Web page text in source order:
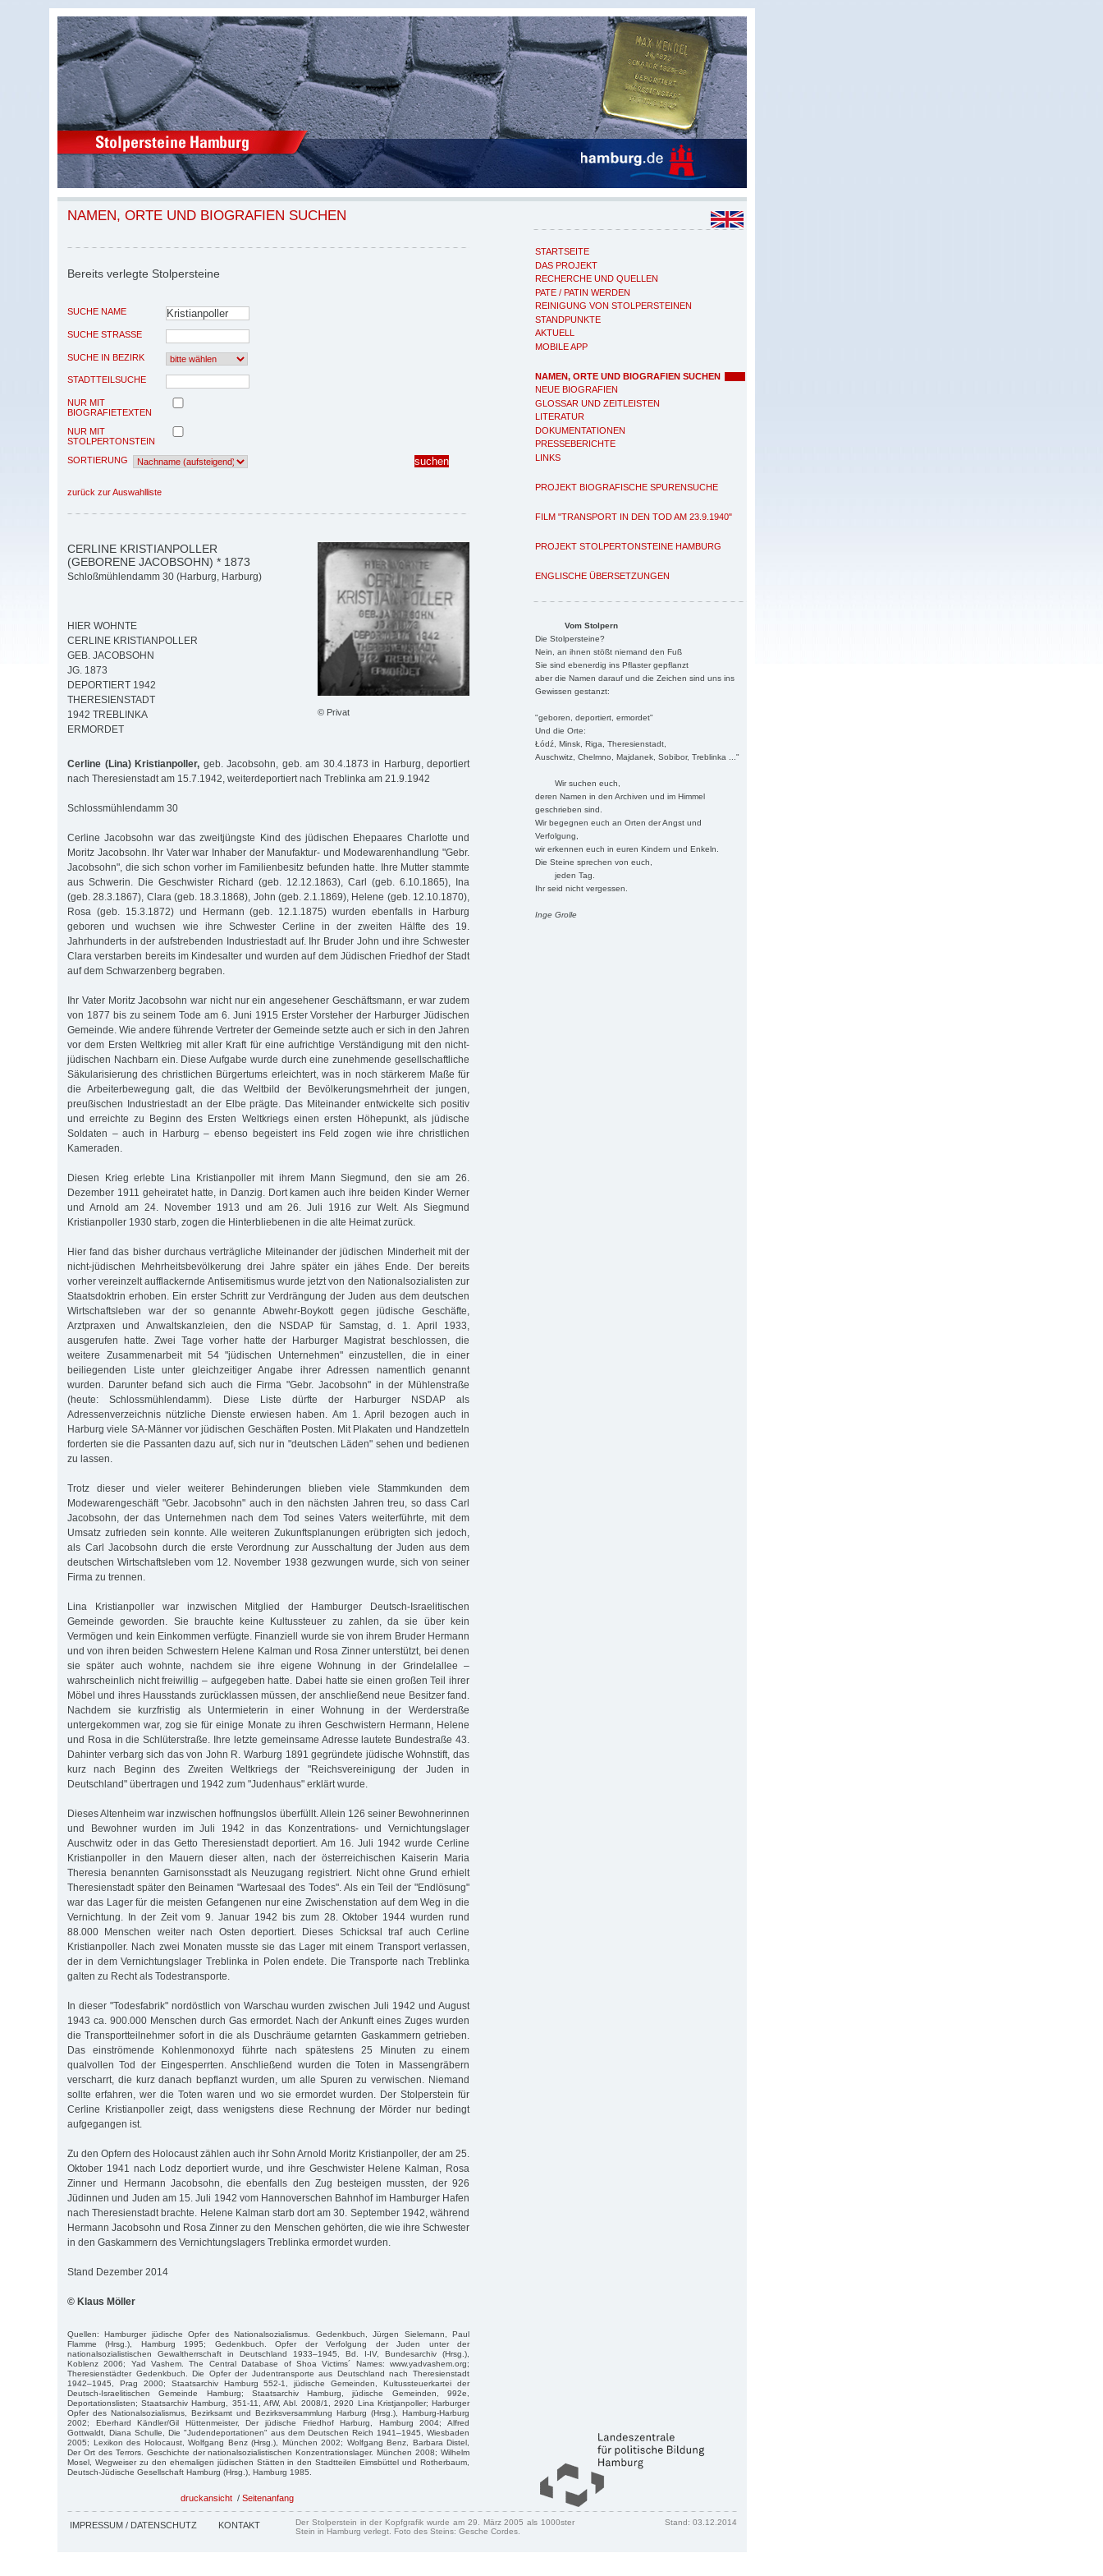
STARTSEITE
DAS PROJEKT
RECHERCHE UND QUELLEN
PATE / PATIN WERDEN
REINIGUNG VON STOLPERSTEINEN
STANDPUNKTE
AKTUELL
MOBILE APP
NAMEN, ORTE UND BIOGRAFIEN SUCHEN
NEUE BIOGRAFIEN
GLOSSAR UND ZEITLEISTEN
LITERATUR
DOKUMENTATIONEN
PRESSEBERICHTE
LINKS
PROJEKT BIOGRAFISCHE SPURENSUCHE
FILM "TRANSPORT IN DEN TOD AM 23.9.1940"
PROJEKT STOLPERTONSTEINE HAMBURG
ENGLISCHE ÜBERSETZUNGEN
Vom Stolpern
Die Stolpersteine?
Nein, an ihnen stößt niemand den Fuß
Sie sind ebenerdig ins Pflaster gepflanzt
aber die Namen darauf und die Zeichen sind uns ins
Gewissen gestanzt:
"geboren, deportiert, ermordet"
Und die Orte:
Łódź, Minsk, Riga, Theresienstadt,
Auschwitz, Chelmno, Majdanek, Sobibor, Treblinka ..."
Wir suchen euch,
deren Namen in den Archiven und im Himmel
geschrieben sind.
Wir begegnen euch an Orten der Angst und
Verfolgung,
wir erkennen euch in euren Kindern und Enkeln.
Die Steine sprechen von euch,
jeden Tag.
Ihr seid nicht vergessen.
Inge Grolle
NAMEN, ORTE UND BIOGRAFIEN SUCHEN
Bereits verlegte Stolpersteine
SUCHE NAME
SUCHE STRASSE
SUCHE IN BEZIRK
STADTTEILSUCHE
NUR MIT
BIOGRAFIETEXTEN
NUR MIT
STOLPERTONSTEIN
SORTIERUNG
zurück zur Auswahlliste
© Privat
CERLINE KRISTIANPOLLER
(GEBORENE JACOBSOHN) * 1873
Schloßmühlendamm 30 (Harburg, Harburg)
HIER WOHNTE
CERLINE KRISTIANPOLLER
GEB. JACOBSOHN
JG. 1873
DEPORTIERT 1942
THERESIENSTADT
1942 TREBLINKA
ERMORDET
Cerline (Lina) Kristianpoller, geb. Jacobsohn, geb. am 30.4.1873 in Harburg, deportiert
nach Theresienstadt am 15.7.1942, weiterdeportiert nach Treblinka am 21.9.1942
Schlossmühlendamm 30
Cerline Jacobsohn war das zweitjüngste Kind des jüdischen Ehepaares Charlotte und
Moritz Jacobsohn. Ihr Vater war Inhaber der Manufaktur- und Modewarenhandlung "Gebr.
Jacobsohn", die sich schon vorher im Familienbesitz befunden hatte. Ihre Mutter stammte
aus Schwerin. Die Geschwister Richard (geb. 12.12.1863), Carl (geb. 6.10.1865), Ina
(geb. 28.3.1867), Clara (geb. 18.3.1868), John (geb. 2.1.1869), Helene (geb. 12.10.1870),
Rosa (geb. 15.3.1872) und Hermann (geb. 12.1.1875) wurden ebenfalls in Harburg
geboren und wuchsen wie ihre Schwester Cerline in der zweiten Hälfte des 19.
Jahrhunderts in der aufstrebenden Industriestadt auf. Ihr Bruder John und ihre Schwester
Clara verstarben bereits im Kindesalter und wurden auf dem Jüdischen Friedhof der Stadt
auf dem Schwarzenberg begraben.
Ihr Vater Moritz Jacobsohn war nicht nur ein angesehener Geschäftsmann, er war zudem
von 1877 bis zu seinem Tode am 6. Juni 1915 Erster Vorsteher der Harburger Jüdischen
Gemeinde. Wie andere führende Vertreter der Gemeinde setzte auch er sich in den Jahren
vor dem Ersten Weltkrieg mit aller Kraft für eine aufrichtige Verständigung mit den nicht-
jüdischen Nachbarn ein. Diese Aufgabe wurde durch eine zunehmende gesellschaftliche
Säkularisierung des christlichen Bürgertums erleichtert, was in noch stärkerem Maße für
die Arbeiterbewegung galt, die das Weltbild der Bevölkerungsmehrheit der jungen,
preußischen Industriestadt an der Elbe prägte. Das Miteinander entwickelte sich positiv
und erreichte zu Beginn des Ersten Weltkriegs einen ersten Höhepunkt, als jüdische
Soldaten – auch in Harburg – ebenso begeistert ins Feld zogen wie ihre christlichen
Kameraden.
Diesen Krieg erlebte Lina Kristianpoller mit ihrem Mann Siegmund, den sie am 26.
Dezember 1911 geheiratet hatte, in Danzig. Dort kamen auch ihre beiden Kinder Werner
und Arnold am 24. November 1913 und am 26. Juli 1916 zur Welt. Als Siegmund
Kristianpoller 1930 starb, zogen die Hinterbliebenen in die alte Heimat zurück.
Hier fand das bisher durchaus verträgliche Miteinander der jüdischen Minderheit mit der
nicht-jüdischen Mehrheitsbevölkerung drei Jahre später ein jähes Ende. Der bereits
vorher vereinzelt aufflackernde Antisemitismus wurde jetzt von den Nationalsozialisten zur
Staatsdoktrin erhoben. Ein erster Schritt zur Verdrängung der Juden aus dem deutschen
Wirtschaftsleben war der so genannte Abwehr-Boykott gegen jüdische Geschäfte,
Arztpraxen und Anwaltskanzleien, den die NSDAP für Samstag, d. 1. April 1933,
ausgerufen hatte. Zwei Tage vorher hatte der Harburger Magistrat beschlossen, die
weitere Zusammenarbeit mit 54 "jüdischen Unternehmen" einzustellen, die in einer
beiliegenden Liste unter gleichzeitiger Angabe ihrer Adressen namentlich genannt
wurden. Darunter befand sich auch die Firma "Gebr. Jacobsohn" in der Mühlenstraße
(heute: Schlossmühlendamm). Diese Liste dürfte der Harburger NSDAP als
Adressenverzeichnis nützliche Dienste erwiesen haben. Am 1. April bezogen auch in
Harburg viele SA-Männer vor jüdischen Geschäften Posten. Mit Plakaten und Handzetteln
forderten sie die Passanten dazu auf, sich nur in "deutschen Läden" sehen und bedienen
zu lassen.
Trotz dieser und vieler weiterer Behinderungen blieben viele Stammkunden dem
Modewarengeschäft "Gebr. Jacobsohn" auch in den nächsten Jahren treu, so dass Carl
Jacobsohn, der das Unternehmen nach dem Tod seines Vaters weiterführte, mit dem
Umsatz zufrieden sein konnte. Alle weiteren Zukunftsplanungen erübrigten sich jedoch,
als Carl Jacobsohn durch die erste Verordnung zur Ausschaltung der Juden aus dem
deutschen Wirtschaftsleben vom 12. November 1938 gezwungen wurde, sich von seiner
Firma zu trennen.
Lina Kristianpoller war inzwischen Mitglied der Hamburger Deutsch-Israelitischen
Gemeinde geworden. Sie brauchte keine Kultussteuer zu zahlen, da sie über kein
Vermögen und kein Einkommen verfügte. Finanziell wurde sie von ihrem Bruder Hermann
und von ihren beiden Schwestern Helene Kalman und Rosa Zinner unterstützt, bei denen
sie später auch wohnte, nachdem sie ihre eigene Wohnung in der Grindelallee –
wahrscheinlich nicht freiwillig – aufgegeben hatte. Dabei hatte sie einen großen Teil ihrer
Möbel und ihres Hausstands zurücklassen müssen, der anschließend neue Besitzer fand.
Nachdem sie kurzfristig als Untermieterin in einer Wohnung in der Werderstraße
untergekommen war, zog sie für einige Monate zu ihren Geschwistern Hermann, Helene
und Rosa in die Schlüterstraße. Ihre letzte gemeinsame Adresse lautete Bundestraße 43.
Dahinter verbarg sich das von John R. Warburg 1891 gegründete jüdische Wohnstift, das
kurz nach Beginn des Zweiten Weltkriegs der "Reichsvereinigung der Juden in
Deutschland" übertragen und 1942 zum "Judenhaus" erklärt wurde.
Dieses Altenheim war inzwischen hoffnungslos überfüllt. Allein 126 seiner Bewohnerinnen
und Bewohner wurden im Juli 1942 in das Konzentrations- und Vernichtungslager
Auschwitz oder in das Getto Theresienstadt deportiert. Am 16. Juli 1942 wurde Cerline
Kristianpoller in den Mauern dieser alten, nach der österreichischen Kaiserin Maria
Theresia benannten Garnisonsstadt als Neuzugang registriert. Nicht ohne Grund erhielt
Theresienstadt später den Beinamen "Wartesaal des Todes". Als ein Teil der "Endlösung"
war das Lager für die meisten Gefangenen nur eine Zwischenstation auf dem Weg in die
Vernichtung. In der Zeit vom 9. Januar 1942 bis zum 28. Oktober 1944 wurden rund
88.000 Menschen weiter nach Osten deportiert. Dieses Schicksal traf auch Cerline
Kristianpoller. Nach zwei Monaten musste sie das Lager mit einem Transport verlassen,
der in dem Vernichtungslager Treblinka in Polen endete. Die Transporte nach Treblinka
galten zu Recht als Todestransporte.
In dieser "Todesfabrik" nordöstlich von Warschau wurden zwischen Juli 1942 und August
1943 ca. 900.000 Menschen durch Gas ermordet. Nach der Ankunft eines Zuges wurden
die Transportteilnehmer sofort in die als Duschräume getarnten Gaskammern getrieben.
Das einströmende Kohlenmonoxyd führte nach spätestens 25 Minuten zu einem
qualvollen Tod der Eingesperrten. Anschließend wurden die Toten in Massengräbern
verscharrt, die kurz danach bepflanzt wurden, um alle Spuren zu verwischen. Niemand
sollte erfahren, wer die Toten waren und wo sie ermordet wurden. Der Stolperstein für
Cerline Kristianpoller zeigt, dass wenigstens diese Rechnung der Mörder nur bedingt
aufgegangen ist.
Zu den Opfern des Holocaust zählen auch ihr Sohn Arnold Moritz Kristianpoller, der am 25.
Oktober 1941 nach Lodz deportiert wurde, und ihre Geschwister Helene Kalman, Rosa
Zinner und Hermann Jacobsohn, die ebenfalls den Zug besteigen mussten, der 926
Jüdinnen und Juden am 15. Juli 1942 vom Hannoverschen Bahnhof im Hamburger Hafen
nach Theresienstadt brachte. Helene Kalman starb dort am 30. September 1942, während
Hermann Jacobsohn und Rosa Zinner zu den Menschen gehörten, die wie ihre Schwester
in den Gaskammern des Vernichtungslagers Treblinka ermordet wurden.
Stand Dezember 2014
© Klaus Möller
Quellen: Hamburger jüdische Opfer des Nationalsozialismus. Gedenkbuch, Jürgen Sielemann, Paul
Flamme (Hrsg.), Hamburg 1995; Gedenkbuch. Opfer der Verfolgung der Juden unter der
nationalsozialistischen Gewaltherrschaft in Deutschland 1933–1945, Bd. I-IV, Bundesarchiv (Hrsg.),
Koblenz 2006; Yad Vashem. The Central Database of Shoa Victims´ Names: www.yadvashem.org;
Theresienstädter Gedenkbuch. Die Opfer der Judentransporte aus Deutschland nach Theresienstadt
1942–1945, Prag 2000; Staatsarchiv Hamburg 552-1, jüdische Gemeinden, Kultussteuerkartei der
Deutsch-Israelitischen Gemeinde Hamburg; Staatsarchiv Hamburg, jüdische Gemeinden, 992e,
Deportationslisten; Staatsarchiv Hamburg, 351-11, AfW, Abl. 2008/1, 2920 Lina Kristjanpoller; Harburger
Opfer des Nationalsozialismus, Bezirksamt und Bezirksversammlung Harburg (Hrsg.), Hamburg-Harburg
2002; Eberhard Kändler/Gil Hüttenmeister, Der jüdische Friedhof Harburg, Hamburg 2004; Alfred
Gottwaldt, Diana Schulle, Die "Judendeportationen" aus dem Deutschen Reich 1941–1945, Wiesbaden
2005; Lexikon des Holocaust, Wolfgang Benz (Hrsg.), München 2002; Wolfgang Benz, Barbara Distel,
Der Ort des Terrors. Geschichte der nationalsozialistischen Konzentrationslager. München 2008; Wilhelm
Mosel, Wegweiser zu den ehemaligen jüdischen Stätten in den Stadtteilen Eimsbüttel und Rotherbaum,
Deutsch-Jüdische Gesellschaft Hamburg (Hrsg.), Hamburg 1985.
druckansicht / Seitenanfang
IMPRESSUM / DATENSCHUTZ KONTAKT
Der Stolperstein in der Kopfgrafik wurde am 29. März 2005 als 1000ster
Stein in Hamburg verlegt. Foto des Steins: Gesche Cordes.
Stand: 03.12.2014